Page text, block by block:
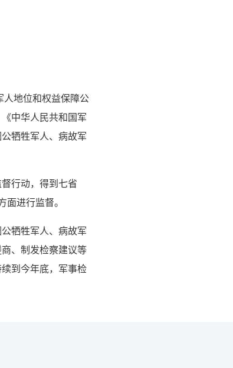
地位和权益保障公
中华人民共和国军
牺牲军人、病故军
行动，得到七省
进行监督。
牺牲军人、病故军
、制发检察建议等
到今年底，军事检